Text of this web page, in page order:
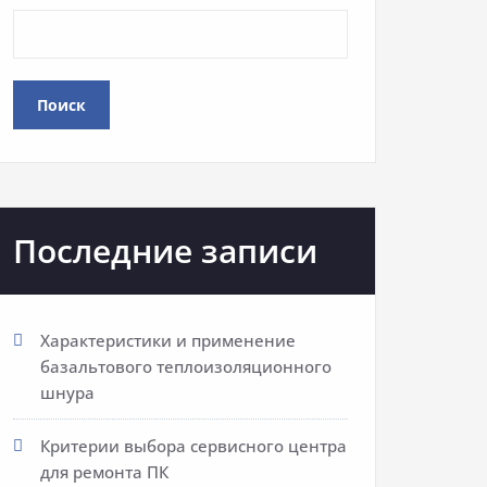
Поиск
Последние записи
Характеристики и применение
базальтового теплоизоляционного
шнура
Критерии выбора сервисного центра
для ремонта ПК